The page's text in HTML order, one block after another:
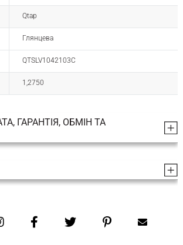
Qtap
Глянцева
QTSLV1042103C
1,2750
ГАРАНТІЯ, ОБМІН ТА